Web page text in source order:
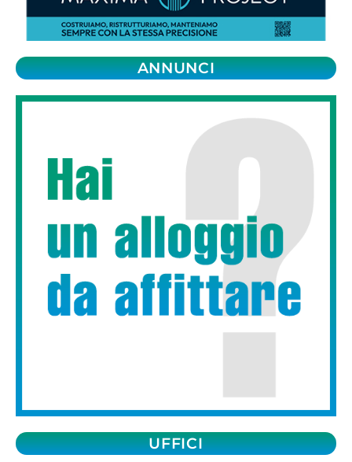
ANNUNCI
UFFICI